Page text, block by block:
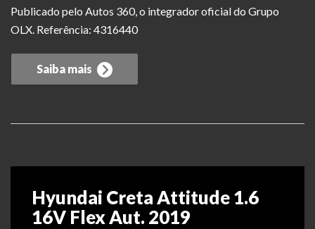
Publicado pelo Autos 360, o integrador oficial do Grupo
OLX. Referência: 4316440
Saiba mais
Hyundai Creta Attitude 1.6
16V Flex Aut. 2019